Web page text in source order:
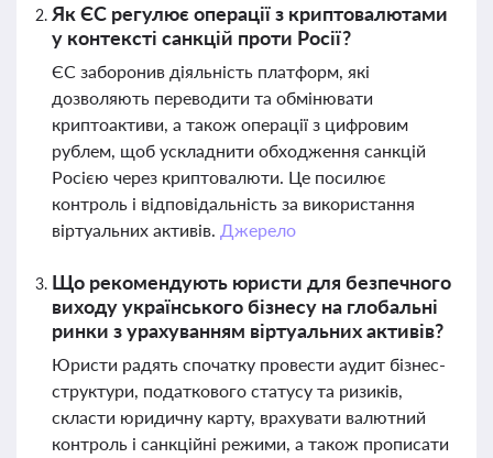
Як ЄС регулює операції з криптовалютами
у контексті санкцій проти Росії?
ЄС заборонив діяльність платформ, які
дозволяють переводити та обмінювати
криптоактиви, а також операції з цифровим
рублем, щоб ускладнити обходження санкцій
Росією через криптовалюти. Це посилює
контроль і відповідальність за використання
віртуальних активів. Джерело
Що рекомендують юристи для безпечного
виходу українського бізнесу на глобальні
ринки з урахуванням віртуальних активів?
Юристи радять спочатку провести аудит бізнес-
структури, податкового статусу та ризиків,
скласти юридичну карту, врахувати валютний
контроль і санкційні режими, а також прописати